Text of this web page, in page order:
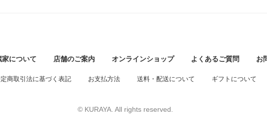
家について 店舗のご案内 オンラインショップ よくあるご質問 お
商取引法に基づく表記 お支払方法 送料・配送について ギフトについて
© KURAYA. All rights reserved.